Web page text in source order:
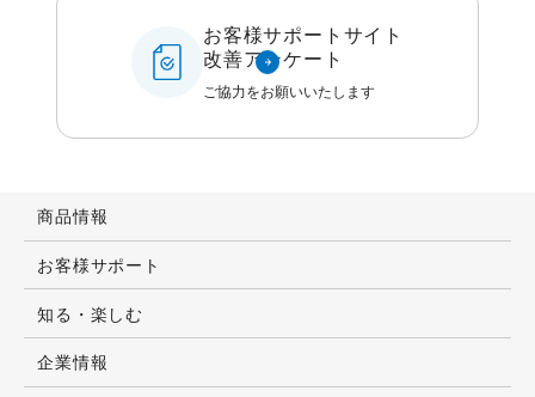
お客様サポートサイト
改善アンケート
ご協力をお願いいたします
商品情報
お客様サポート
知る・楽しむ
企業情報